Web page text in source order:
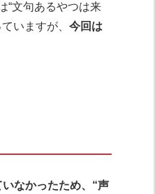
“文句あるやつは来
いますが、 今回は
なかったため、“声